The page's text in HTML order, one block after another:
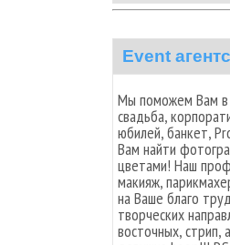
Event
Мы поможем Вам в
свадьба,
юбилей, банкет,
Вам найти
цветами! Наш
макияж,
на Ваше благо
творческих
восточных, стрип,